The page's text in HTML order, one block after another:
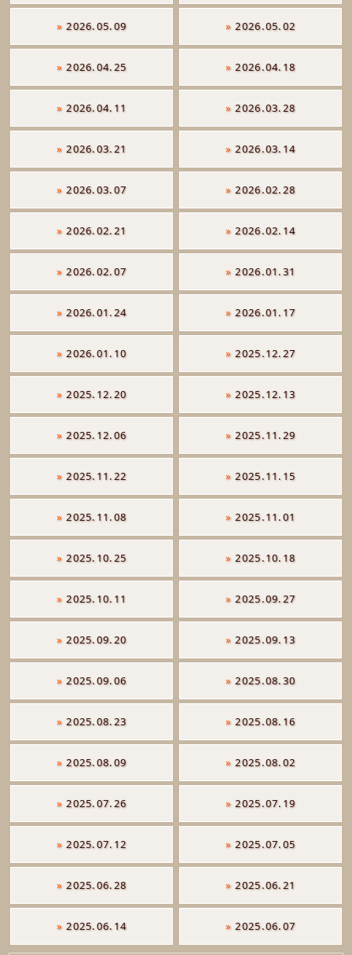
» 2026.05.09 » 2026.05.02
» 2026.04.25 » 2026.04.18
» 2026.04.11 » 2026.03.28
» 2026.03.21 » 2026.03.14
» 2026.03.07 » 2026.02.28
» 2026.02.21 » 2026.02.14
» 2026.02.07 » 2026.01.31
» 2026.01.24 » 2026.01.17
» 2026.01.10 » 2025.12.27
» 2025.12.20 » 2025.12.13
» 2025.12.06 » 2025.11.29
» 2025.11.22 » 2025.11.15
» 2025.11.08 » 2025.11.01
» 2025.10.25 » 2025.10.18
» 2025.10.11 » 2025.09.27
» 2025.09.20 » 2025.09.13
» 2025.09.06 » 2025.08.30
» 2025.08.23 » 2025.08.16
» 2025.08.09 » 2025.08.02
» 2025.07.26 » 2025.07.19
» 2025.07.12 » 2025.07.05
» 2025.06.28 » 2025.06.21
» 2025.06.14 » 2025.06.07